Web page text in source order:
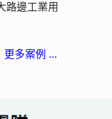
路邊工業用
更多案例 ...